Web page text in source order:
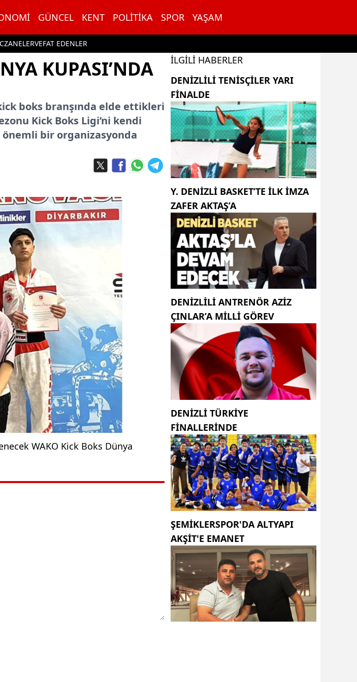
GÜNCEL KENT POLITIKA SPOR YAŞAM
VEFAT EDENLER
KUPASI’NDA
boks branşında elde ettikleri
Kick Boks Ligi’ni kendi
bir organizasyonda
WAKO Kick Boks Dünya
İLGILI HABERLER
DENİZLİLİ TENİSÇİLER YARI
FİNALDE
Y. DENIZLI BASKET’TE ILK IMZA
ZAFER AKTAŞ’A
DENIZLILI ANTRENÖR AZIZ
ÇINLAR’A MILLI GÖREV
DENİZLİ TÜRKİYE
FİNALLERİNDE
ŞEMİKLERSPOR'DA ALTYAPI
AKŞİT'E EMANET